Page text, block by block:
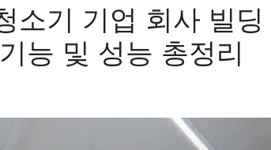
소기 기업 회사 빌
능 및 성능 총정리